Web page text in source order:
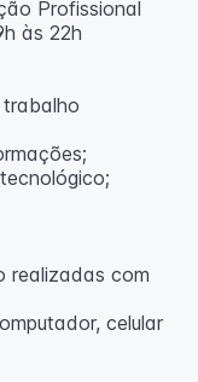
Profissional
às 22h
realizadas com
celular